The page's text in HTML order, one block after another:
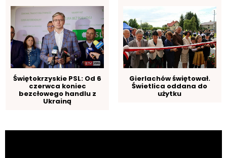
Świętokrzyskie PSL: Od 6
czerwca koniec
bezcłowego handlu z
Ukrainą
Gierlachów świętował.
Świetlica oddana do
użytku